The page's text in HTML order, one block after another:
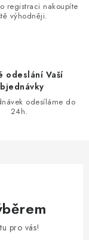
registraci nakoupíte
výhodněji.
odeslání Vaší
odesíláme do
24h.
pro vás!